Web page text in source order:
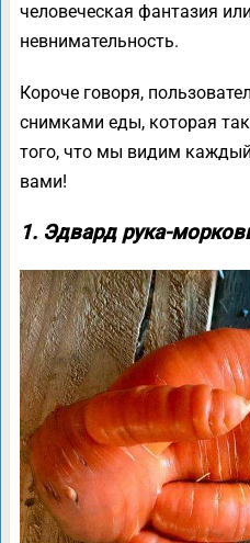
человеческая фантазия
невнимательность.
Короче говоря,
снимками еды, которая
того, что мы видим
вами!
1. Эдвард рука-